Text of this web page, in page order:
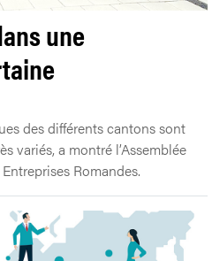
une
des différents cantons sont
variés, a montré l’Assemblée
Romandes.